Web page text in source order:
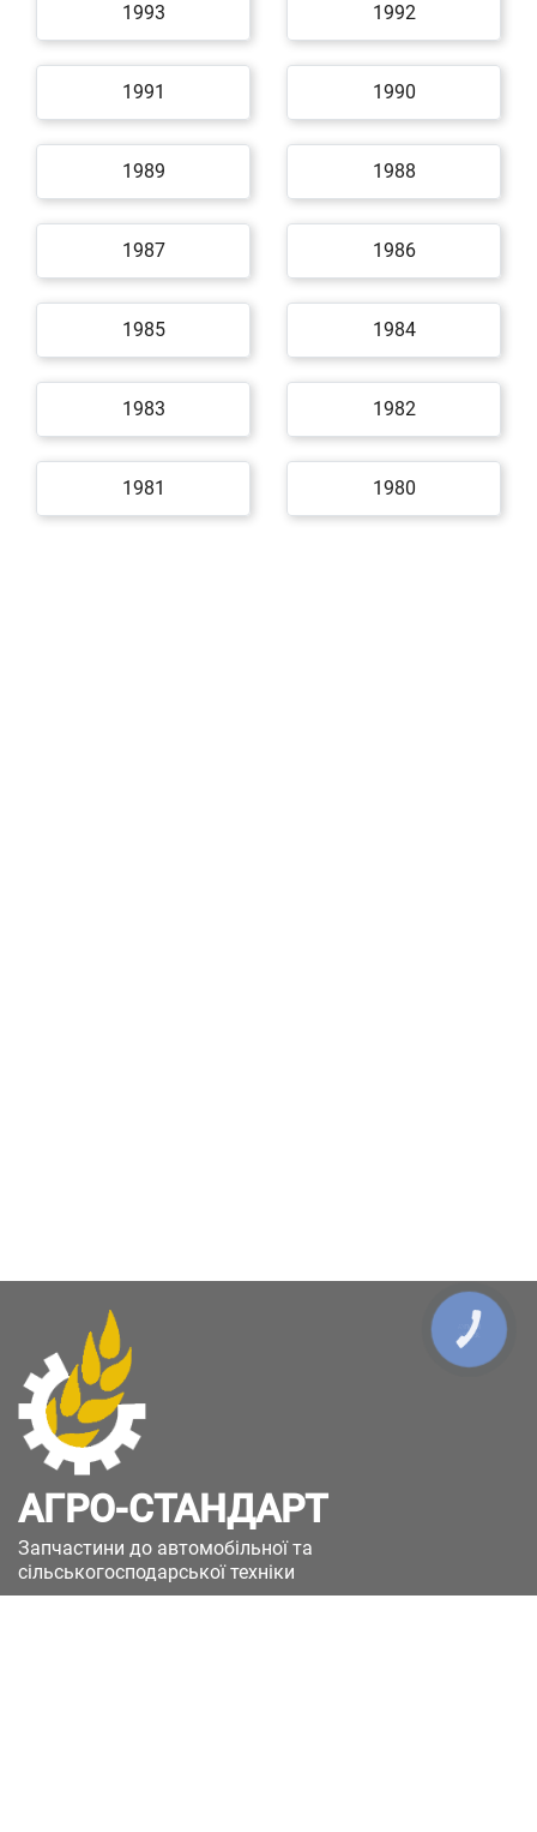
1993 1992
1991 1990
1989 1988
1987 1986
1985 1984
1983 1982
1981 1980
АГРО-СТАНДАРТ
Запчастини до автомобільної та
сільськогосподарської техніки
КНОПКА
ЗВ'ЯЗКУ